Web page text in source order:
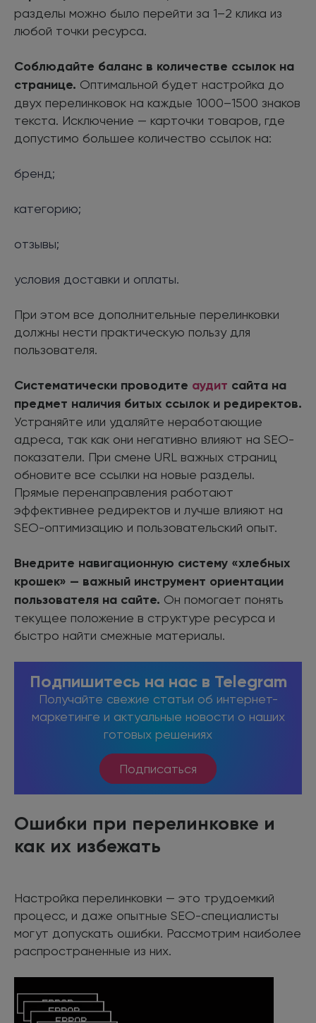
разделы можно было перейти за 1–2 клика из
любой точки ресурса.
Соблюдайте баланс в количестве ссылок на
странице. Оптимальной будет настройка до
двух перелинковок на каждые 1000–1500 знаков
текста. Исключение — карточки товаров, где
допустимо большее количество ссылок на:
бренд;
категорию;
отзывы;
условия доставки и оплаты.
При этом все дополнительные перелинковки
должны нести практическую пользу для
пользователя.
Систематически проводите аудит сайта на
предмет наличия битых ссылок и редиректов.
Устраняйте или удаляйте неработающие
адреса, так как они негативно влияют на SEO-
показатели. При смене URL важных страниц
обновите все ссылки на новые разделы.
Прямые перенаправления работают
эффективнее редиректов и лучше влияют на
SEO-оптимизацию и пользовательский опыт.
Внедрите навигационную систему «хлебных
крошек» — важный инструмент ориентации
пользователя на сайте. Он помогает понять
текущее положение в структуре ресурса и
быстро найти смежные материалы.
Подпишитесь на нас в Telegram
Получайте свежие статьи об интернет-
маркетинге и актуальные новости о наших
готовых решениях
Подписаться
Ошибки при перелинковке и
как их избежать
Настройка перелинковки — это трудоемкий
процесс, и даже опытные SEO-специалисты
могут допускать ошибки. Рассмотрим наиболее
распространенные из них.